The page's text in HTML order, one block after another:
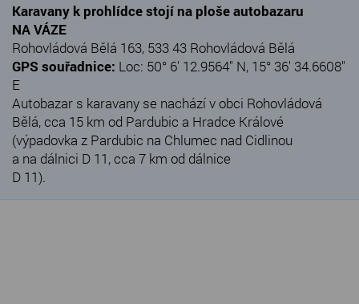
Karavany k prohlídce stojí na ploše autobazaru
NA VÁZE
Rohovládová Bělá 163, 533 43 Rohovládová Bělá
GPS souřadnice: Loc: 50° 6' 12.9564" N, 15° 36' 34.6608"
E
Autobazar s karavany se nachází v obci Rohovládová
Bělá, cca 15 km od Pardubic a Hradce Králové
(výpadovka z Pardubic na Chlumec nad Cidlinou
a na dálnici D 11, cca 7 km od dálnice
D 11).